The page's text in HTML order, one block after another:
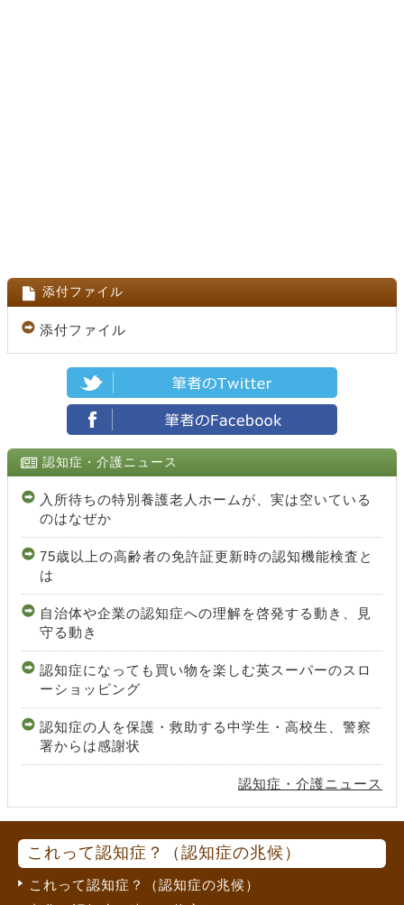
添付ファイル
添付ファイル
認知症・介護ニュース
入所待ちの特別養護老人ホームが、実は空いている
のはなぜか
75歳以上の高齢者の免許証更新時の認知機能検査と
は
自治体や企業の認知症への理解を啓発する動き、見
守る動き
認知症になっても買い物を楽しむ英スーパーのスロ
ーショッピング
認知症の人を保護・救助する中学生・高校生、警察
署からは感謝状
認知症・介護ニュース
これって認知症？（認知症の兆候）
これって認知症？（認知症の兆候）